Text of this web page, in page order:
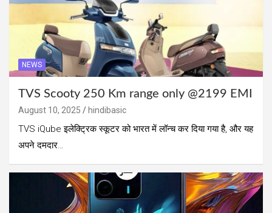
NEWS
TVS Scooty 250 Km range only @2199 EMI
August 10, 2025 hindibasic
TVS iQube इलेक्ट्रिक स्कूटर को भारत में लॉन्च कर दिया गया है, और यह
अपने दमदार…